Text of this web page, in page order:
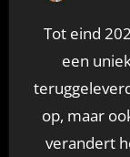
Tot eind 2026 biedt de EPEX day-ahead markt
een
op, maar
verandert